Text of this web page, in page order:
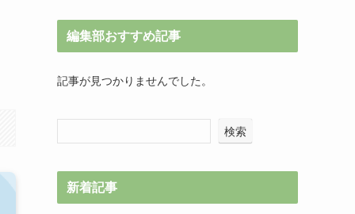
編集部おすすめ記事
記事が見つかりませんでした。
検索
新着記事